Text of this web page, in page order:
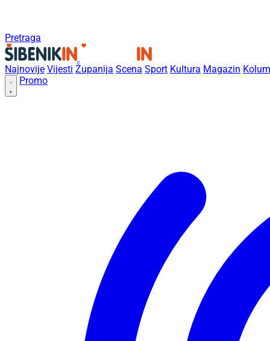
Pretraga
Najnovije Vijesti Županija Scena Sport Kultura Magazin
Promo